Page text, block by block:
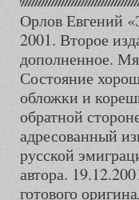
Орлов Евгений
2001. Второе
дополненное.
Состояние
обложки и
обратной
адресованный
русской
автора.
готового